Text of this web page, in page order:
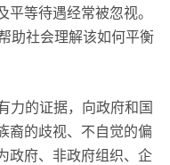
等待遇经常被忽视。
助社会理解该如何平衡
力的证据，向政府和国
裔的歧视、不自觉的偏
政府、非政府组织、企